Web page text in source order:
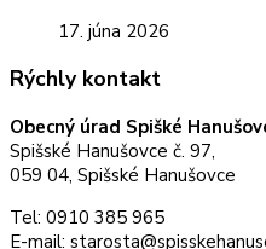
17. júna 2026
Rýchly kontakt
Obecný úrad Spišké
Spišské Hanušovce č. 97,
059 04, Spišské Hanušovce
Tel: 0910 385 965
E-mail: